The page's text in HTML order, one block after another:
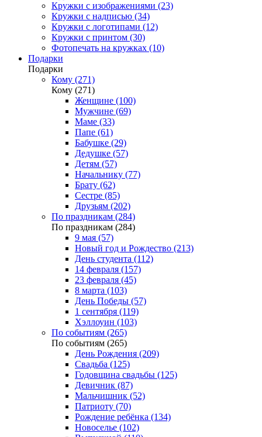
Кружки с изображениями (23)
Кружки с надписью (34)
Кружки с логотипами (12)
Кружки с принтом (30)
Фотопечать на кружках (10)
Подарки
Подарки
Кому (271)
Кому (271)
Женщине (100)
Мужчине (69)
Маме (33)
Папе (61)
Бабушке (29)
Дедушке (57)
Детям (57)
Начальнику (77)
Брату (62)
Сестре (85)
Друзьям (202)
По праздникам (284)
По праздникам (284)
9 мая (57)
Новый год и Рождество (213)
День студента (112)
14 февраля (157)
23 февраля (45)
8 марта (103)
День Победы (57)
1 сентября (119)
Хэллоуин (103)
По событиям (265)
По событиям (265)
День Рождения (209)
Свадьба (125)
Годовщина свадьбы (125)
Девичник (87)
Мальчишник (52)
Патриоту (70)
Рождение ребёнка (134)
Новоселье (102)